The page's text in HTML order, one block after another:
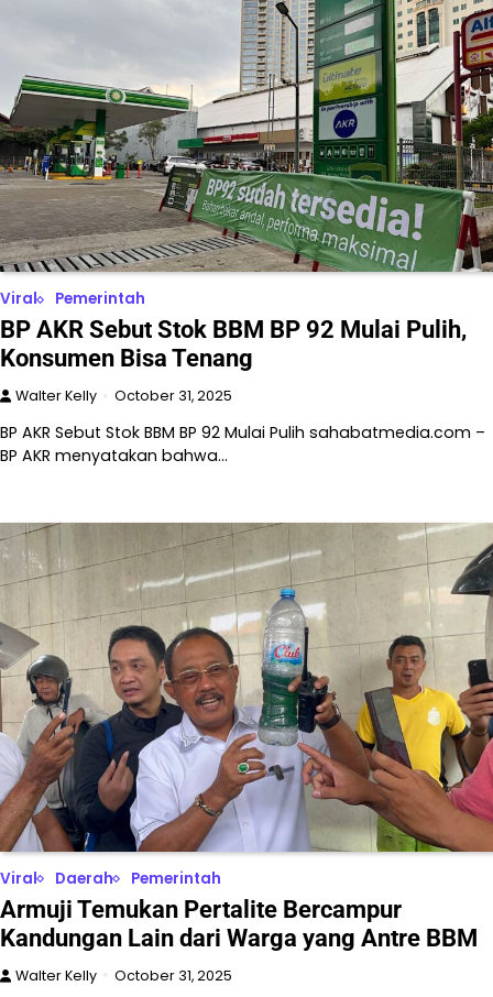
Viral Pemerintah
BP AKR Sebut Stok BBM BP 92 Mulai Pulih,
Konsumen Bisa Tenang
Walter Kelly October 31, 2025
BP AKR Sebut Stok BBM BP 92 Mulai Pulih sahabatmedia.com –
BP AKR menyatakan bahwa…
Viral Daerah Pemerintah
Armuji Temukan Pertalite Bercampur
Kandungan Lain dari Warga yang Antre BBM
Walter Kelly October 31, 2025